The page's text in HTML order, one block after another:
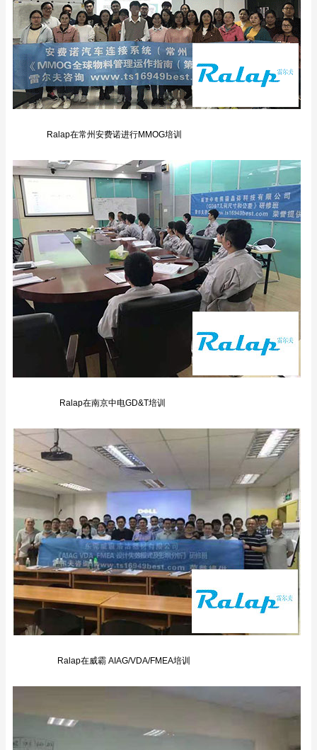
Ralap在常州安费诺进行MMOG培训
Ralap在南京中电GD&T培训
Ralap在威霸 AIAG/VDA/FMEA培训